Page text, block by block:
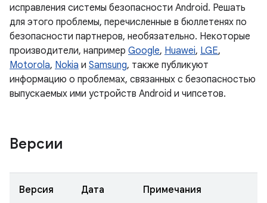
исправления системы безопасности Android. Решать
для этого проблемы, перечисленные в бюллетенях по
безопасности партнеров, необязательно. Некоторые
производители, например Google, Huawei, LGE,
Motorola, Nokia и Samsung, также публикуют
информацию о проблемах, связанных с безопасностью
выпускаемых ими устройств Android и чипсетов.
Версии
Версия Дата Примечания